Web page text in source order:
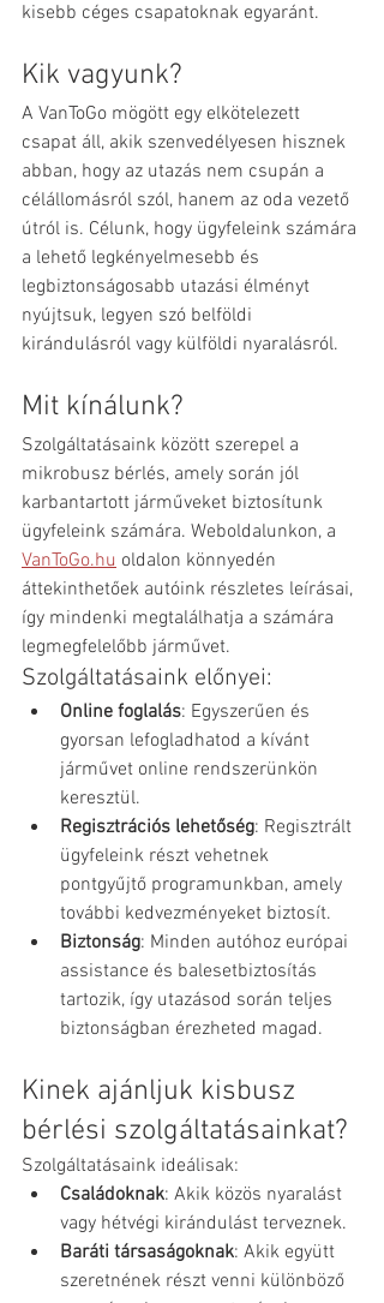
kisebb céges csapatoknak egyaránt.​
Kik vagyunk?
A VanToGo mögött egy elkötelezett
csapat áll, akik szenvedélyesen hisznek
abban, hogy az utazás nem csupán a
célállomásról szól, hanem az oda vezető
útról is. Célunk, hogy ügyfeleink számára
a lehető legkényelmesebb és
legbiztonságosabb utazási élményt
nyújtsuk, legyen szó belföldi
kirándulásról vagy külföldi nyaralásról.​
Mit kínálunk?
Szolgáltatásaink között szerepel a
mikrobusz bérlés, amely során jól
karbantartott járműveket biztosítunk
ügyfeleink számára. Weboldalunkon, a
VanToGo.hu oldalon könnyedén
áttekinthetőek autóink részletes leírásai,
így mindenki megtalálhatja a számára
legmegfelelőbb járművet.​
Szolgáltatásaink előnyei:
Online foglalás: Egyszerűen és
gyorsan lefogladhatod a kívánt
járművet online rendszerünkön
keresztül.
Regisztrációs lehetőség: Regisztrált
ügyfeleink részt vehetnek
pontgyűjtő programunkban, amely
további kedvezményeket biztosít.
Biztonság: Minden autóhoz európai
assistance és balesetbiztosítás
tartozik, így utazásod során teljes
biztonságban érezheted magad.​
Kinek ajánljuk kisbusz
bérlési szolgáltatásainkat?
Szolgáltatásaink ideálisak:​
Családoknak: Akik közös nyaralást
vagy hétvégi kirándulást terveznek.
Baráti társaságoknak: Akik együtt
szeretnének részt venni különböző